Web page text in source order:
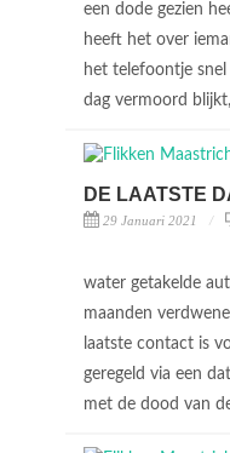
een dode gezien
heeft het over
het telefoontje
dag vermoord
DE LAATSTE
29 Januari 2021
water getakelde
maanden
laatste contact is
geregeld via een
met de dood van